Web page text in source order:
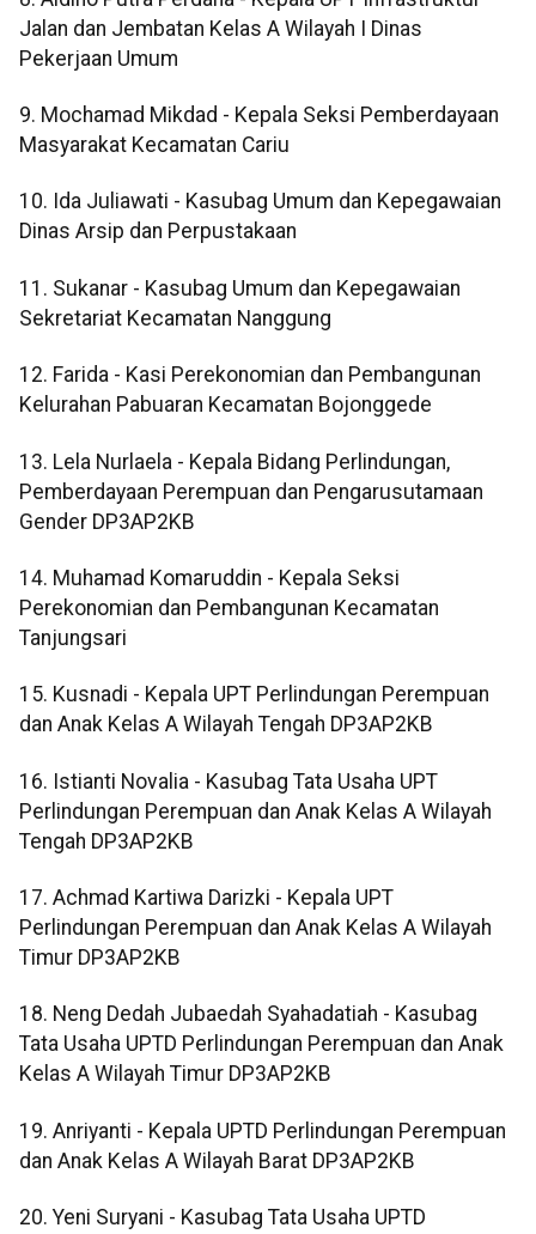
Jalan dan Jembatan Kelas A Wilayah I Dinas
Pekerjaan Umum
9. Mochamad Mikdad - Kepala Seksi Pemberdayaan
Masyarakat Kecamatan Cariu
10. Ida Juliawati - Kasubag Umum dan Kepegawaian
Dinas Arsip dan Perpustakaan
11. Sukanar - Kasubag Umum dan Kepegawaian
Sekretariat Kecamatan Nanggung
12. Farida - Kasi Perekonomian dan Pembangunan
Kelurahan Pabuaran Kecamatan Bojonggede
13. Lela Nurlaela - Kepala Bidang Perlindungan,
Pemberdayaan Perempuan dan Pengarusutamaan
Gender DP3AP2KB
14. Muhamad Komaruddin - Kepala Seksi
Perekonomian dan Pembangunan Kecamatan
Tanjungsari
15. Kusnadi - Kepala UPT Perlindungan Perempuan
dan Anak Kelas A Wilayah Tengah DP3AP2KB
16. Istianti Novalia - Kasubag Tata Usaha UPT
Perlindungan Perempuan dan Anak Kelas A Wilayah
Tengah DP3AP2KB
17. Achmad Kartiwa Darizki - Kepala UPT
Perlindungan Perempuan dan Anak Kelas A Wilayah
Timur DP3AP2KB
18. Neng Dedah Jubaedah Syahadatiah - Kasubag
Tata Usaha UPTD Perlindungan Perempuan dan Anak
Kelas A Wilayah Timur DP3AP2KB
19. Anriyanti - Kepala UPTD Perlindungan Perempuan
dan Anak Kelas A Wilayah Barat DP3AP2KB
20. Yeni Suryani - Kasubag Tata Usaha UPTD